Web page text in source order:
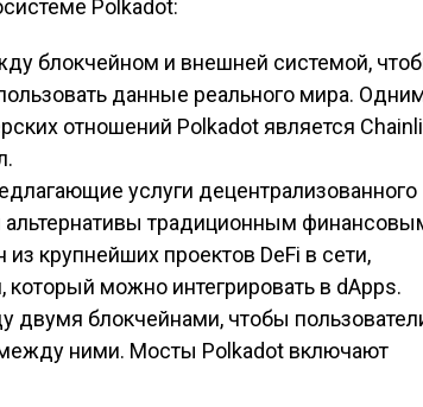
Polkadot:
блокчейном и внешней системой,
данные реального мира.
отношений Polkadot является
услуги децентрализованного
альтернативы традиционным
крупнейших проектов DeFi в сети,
можно интегрировать в dApps.
двумя блокчейнами, чтобы
ними. Мосты Polkadot включают